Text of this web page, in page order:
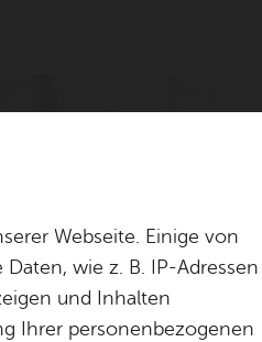
Webseite. Einige von
wie z. B. IP-Adressen
und Inhalten
Ihrer personenbezogenen